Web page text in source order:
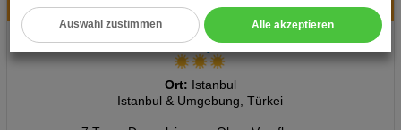
Datenschutz- und Nutzungsbedingungen
Cookie Einstellungen
Alle akzeptieren
Auswahl zustimmen
Hotelinfo Bilder Karte
Constantinopolis Hotel
Ort: Istanbul
Istanbul & Umgebung, Türkei